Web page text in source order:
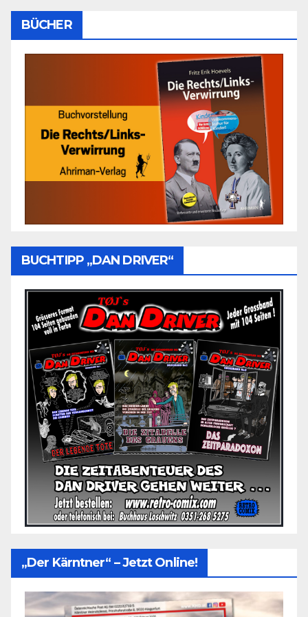
BÜCHER
BUCHTIPP „DAN DRIVER“
„Der Kärntner“ – Jetzt Online!